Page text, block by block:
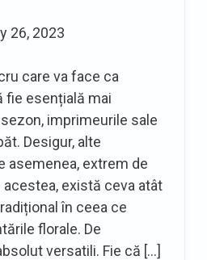
26, 2023
care va face ca
fie esențială mai
imprimeurile sale
Desigur, alte
asemenea, extrem de
există ceva atât
în ceea ce
florale. De
versatili. Fie că […]